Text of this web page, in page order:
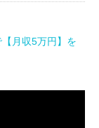
月収5万円】を